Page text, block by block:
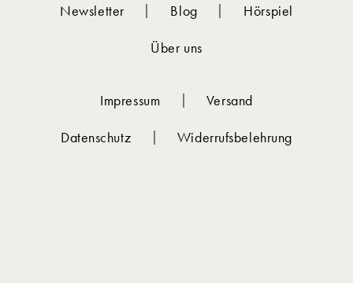
Newsletter Blog Hörspiel
Über uns
Impressum Versand
Datenschutz Widerrufsbelehrung